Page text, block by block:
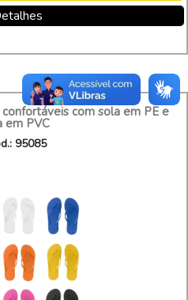
com sola em PE e
em PVC
95085